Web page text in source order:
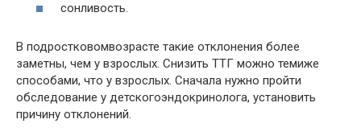
сонливость.
В подростковомвозрасте такие отклонения более
заметны, чем у взрослых. Снизить ТТГ можно темиже
способами, что у взрослых. Сначала нужно пройти
обследование у детскогоэндокринолога, установить
причину отклонений.